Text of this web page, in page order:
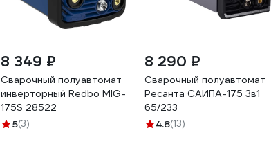
8 349 ₽
Сварочный полуавтомат
инверторный Redbo MIG-
175S 28522
5(3)
8 290 ₽
Сварочный полуавтомат
Ресанта САИПА-175 3в1
65/233
4.8(13)